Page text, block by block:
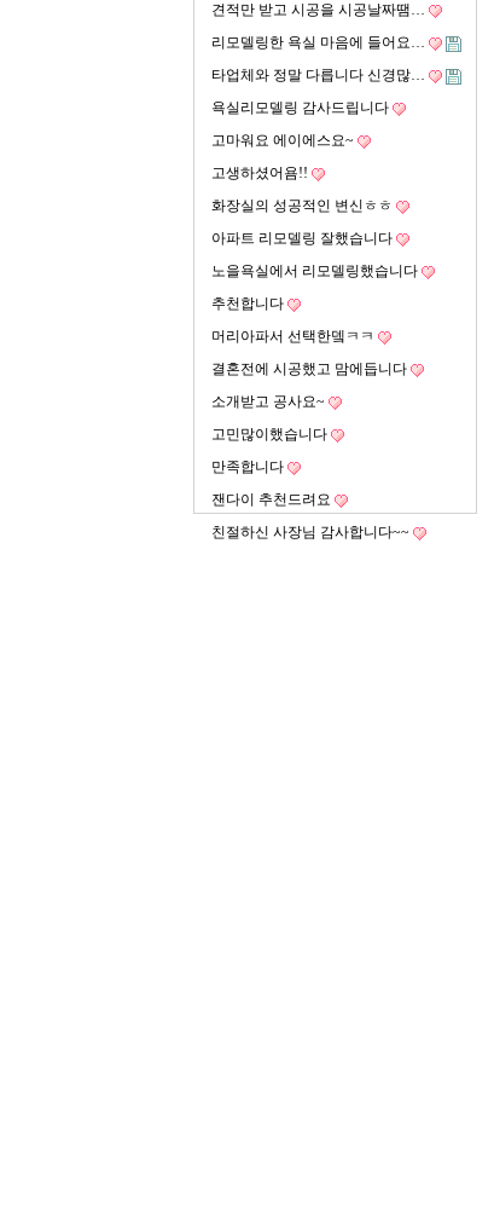
견적만 받고 시공을 시공날짜땜…
리모델링한 욕실 마음에 들어요…
타업체와 정말 다릅니다 신경많…
욕실리모델링 감사드립니다
고마워요 에이에스요~
고생하셨어욤!!
화장실의 성공적인 변신ㅎㅎ
아파트 리모델링 잘했습니다
노을욕실에서 리모델링했습니다
추천합니다
머리아파서 선택한뎈ㅋㅋ
결혼전에 시공했고 맘에듭니다
소개받고 공사요~
고민많이했습니다
만족합니다
잰다이 추천드려요
친절하신 사장님 감사합니다~~